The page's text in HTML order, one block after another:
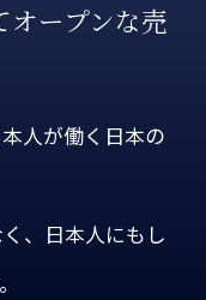
オープンな売
人が働く日本の
、日本人にもし